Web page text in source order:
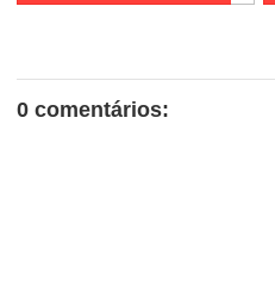
0 comentários: